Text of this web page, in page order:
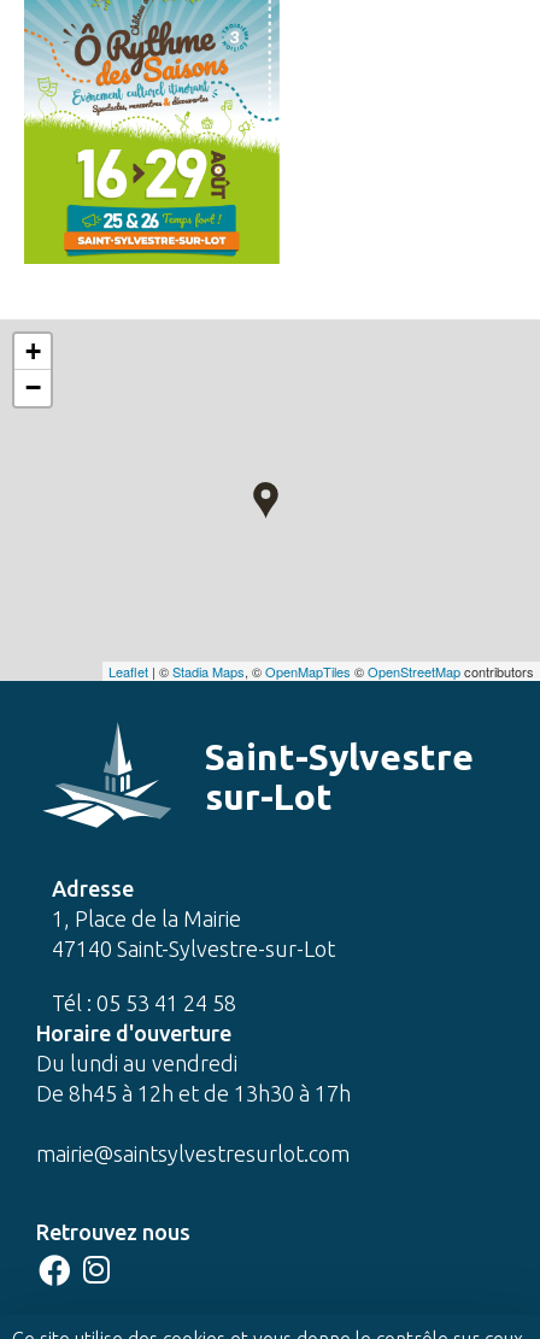
Saint-Sylvestre
sur-Lot
Adresse
1, Place de la Mairie
47140 Saint-Sylvestre-sur-Lot
Tél : 05 53 41 24 58
Horaire d'ouverture
Du lundi au vendredi
De 8h45 à 12h et de 13h30 à 17h
mairie@saintsylvestresurlot.com
Retrouvez nous
+
−
Leaflet | ©Stadia Maps, ©OpenMapTiles ©OpenStreetMapcontributors